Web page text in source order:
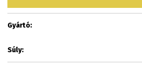
Gyártó:
Súly: